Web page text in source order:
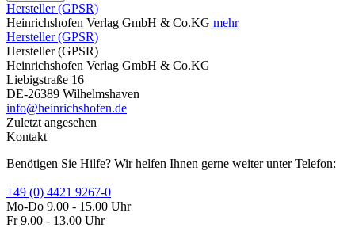
Hersteller (GPSR)
Heinrichshofen Verlag GmbH & Co.KG mehr
Hersteller (GPSR)
Hersteller (GPSR)
Heinrichshofen Verlag GmbH & Co.KG
Liebigstraße 16
DE-26389 Wilhelmshaven
info@heinrichshofen.de
Zuletzt angesehen
Kontakt
Benötigen Sie Hilfe? Wir helfen Ihnen gerne weiter unter Telefon:
+49 (0) 4421 9267-0
Mo-Do 9.00 - 15.00 Uhr
Fr 9.00 - 13.00 Uhr